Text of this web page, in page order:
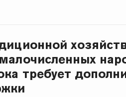
требует